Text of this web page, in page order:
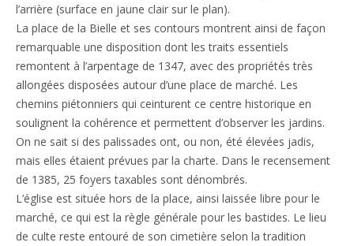
l’arrière (surface en jaune clair sur le plan).
La place de la Bielle et ses contours montrent ainsi de façon
remarquable une disposition dont les traits essentiels
remontent à l’arpentage de 1347, avec des propriétés très
allongées disposées autour d’une place de marché. Les
chemins piétonniers qui ceinturent ce centre historique en
soulignent la cohérence et permettent d’observer les jardins.
On ne sait si des palissades ont, ou non, été élevées jadis,
mais elles étaient prévues par la charte. Dans le recensement
de 1385, 25 foyers taxables sont dénombrés.
L’église est située hors de la place, ainsi laissée libre pour le
marché, ce qui est la règle générale pour les bastides. Le lieu
de culte reste entouré de son cimetière selon la tradition